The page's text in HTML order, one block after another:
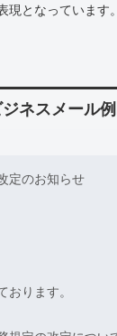
現となっています。
ジネスメール例
定のお知らせ
おります。